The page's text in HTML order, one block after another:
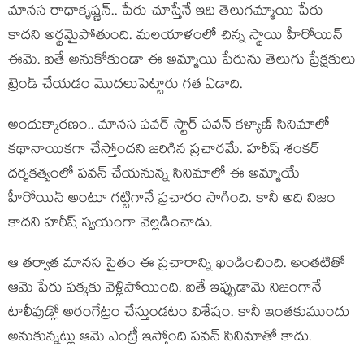
మాన‌స రాధాకృష్ణ‌న్.. పేరు చూస్తేనే ఇది తెలుగ‌మ్మాయి పేరు
కాద‌ని అర్థ‌మైపోతుంది. మ‌ల‌యాళంలో చిన్న స్థాయి హీరోయిన్
ఈమె. ఐతే అనుకోకుండా ఈ అమ్మాయి పేరును తెలుగు ప్రేక్ష‌కులు
ట్రెండ్ చేయ‌డం మొద‌లుపెట్టారు గ‌త ఏడాది.
అందుక్కార‌ణం.. మాన‌స ప‌వ‌ర్ స్టార్ ప‌వ‌న్ క‌ళ్యాణ్ సినిమాలో
క‌థానాయిక‌గా చేస్తోంద‌ని జ‌రిగిన ప్ర‌చార‌మే. హ‌రీష్ శంక‌ర్
ద‌ర్శ‌క‌త్వంలో ప‌వ‌న్ చేయ‌నున్న సినిమాలో ఈ అమ్మాయే
హీరోయిన్ అంటూ గ‌ట్టిగానే ప్ర‌చారం సాగింది. కానీ అది నిజం
కాద‌ని హ‌రీష్ స్వ‌యంగా వెల్ల‌డించాడు.
ఆ త‌ర్వాత మాన‌స సైతం ఈ ప్ర‌చారాన్ని ఖండించింది. అంత‌టితో
ఆమె పేరు ప‌క్క‌కు వెళ్లిపోయింది. ఐతే ఇప్పుడామె నిజంగానే
టాలీవుడ్లో అరంగేట్రం చేస్తుండ‌టం విశేషం. కానీ ఇంత‌కుముందు
అనుకున్న‌ట్లు ఆమె ఎంట్రీ ఇస్తోంది ప‌వ‌న్ సినిమాతో కాదు.